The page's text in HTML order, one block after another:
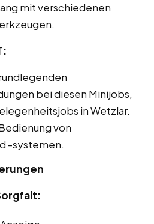
mit verschiedenen
bei diesen Minijobs,
in Wetzlar.
von
-systemen.